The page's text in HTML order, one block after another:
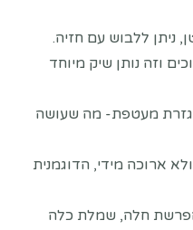
ניתן ללבוש עם חזיה.
וזה נותן שיק מיוחד
מעטפת- מה שעושה
ארוכה מידי, הדוגמנית
חלה, שמלת כלה